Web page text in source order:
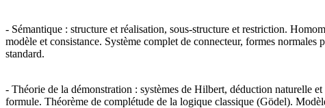
- Sémantique : structure et réalisation, sous-structure et restriction.
modèle et consistance. Système complet de connecteur, formes
standard.
- Théorie de la démonstration : systèmes de Hilbert, déduction naturelle
formule. Théorème de complétude de la logique classique (Gödel).